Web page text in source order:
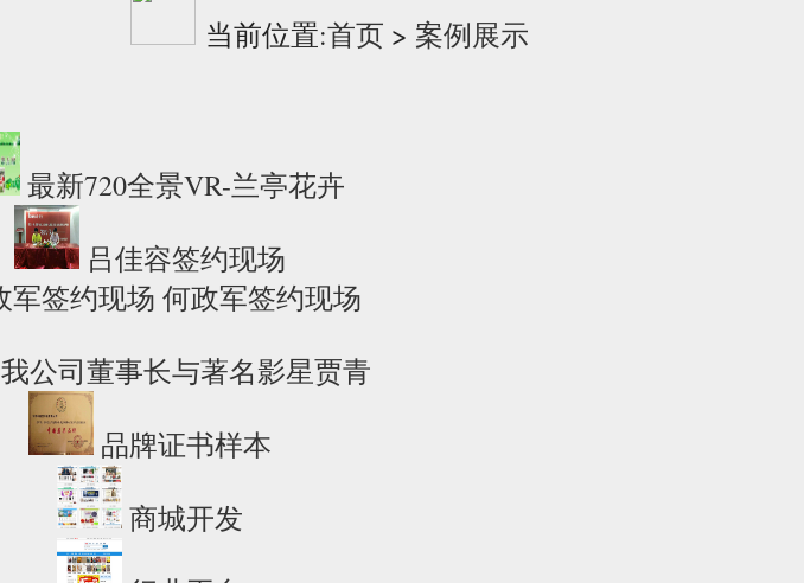
当前位置:首页 > 案例展示
最新720全景VR-兰亭花卉
吕佳容签约现场
何政军签约现场
我公司董事长与著名影星贾青
品牌证书样本
商城开发